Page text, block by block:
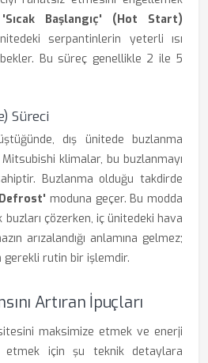
'Sıcak Başlangıç' (Hot Start)
serpantinlerin yeterli ısı
bekler. Bu süreç genellikle 2 ile 5
Süreci
dış ünitede buzlanma
Mitsubishi klimalar, bu buzlanmayı
Buzlanma olduğu takdirde
moduna geçer. Bu modda
buzları çözerken, iç ünitedeki hava
arızalandığı anlamına gelmez;
gerekli rutin bir işlemdir.
Artıran İpuçları
maksimize etmek ve enerji
etmek için şu teknik detaylara